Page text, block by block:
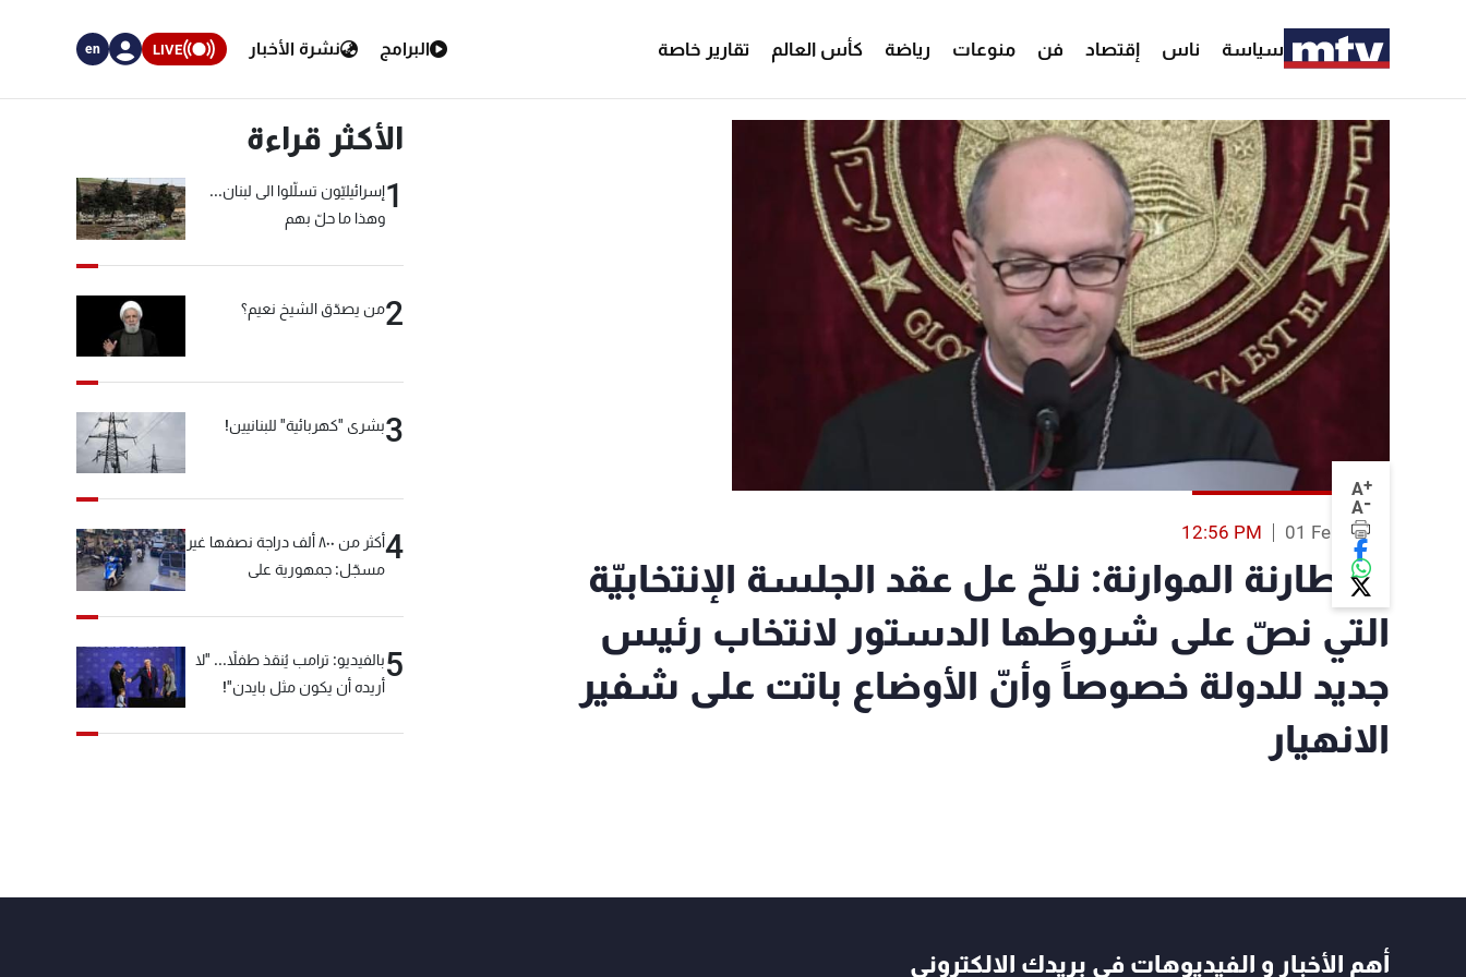
سياسة ناس إقتصاد فن منوعات رياضة كأس العالم تقارير خاصة البرامج نشرة الأخبار LIVE
en
A+
A-
01 Feb 2023
12:56 PM
المطارنة الموارنة: نلحّ عل عقد الجلسة الإنتخابيّة
التي نصّ على شروطها الدستور لانتخاب رئيس
جديد للدولة خصوصاً وأنّ الأوضاع باتت على شفير
الانهيار
الأكثر قراءة
1إسرائيليّون تسلّلوا الى لبنان...
وهذا ما حلّ بهم
2من يصدّق الشيخ نعيم؟
3بشرى "كهربائية" للبنانيين!
4
أكثر من ٨٠٠ ألف دراجة نصفها غير
مسجّل: جمهورية على
5بالفيديو: ترامب يُنقذ طفلاً... "لا
أريده أن يكون مثل بايدن"!
أهم الأخبار و الفيديوهات في بريدك الالكتروني